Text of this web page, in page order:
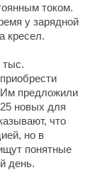
током.
у зарядной
кресел.
тыс.
Им предложили
новых для
что
но в
понятные
день.